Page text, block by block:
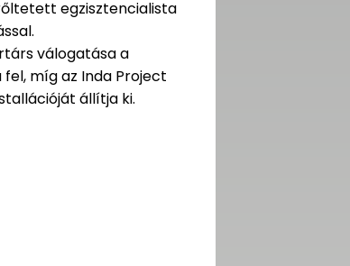
egzisztencialista
válogatása a
míg az Inda Project
állítja ki.